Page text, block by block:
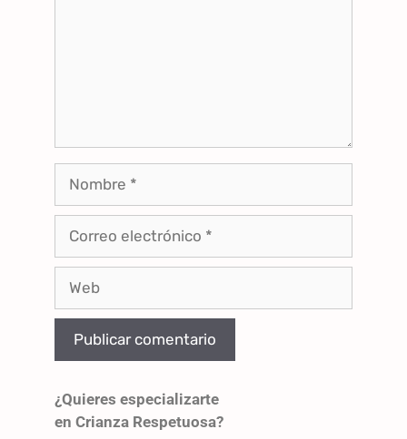
¿Quieres especializarte
en Crianza Respetuosa?